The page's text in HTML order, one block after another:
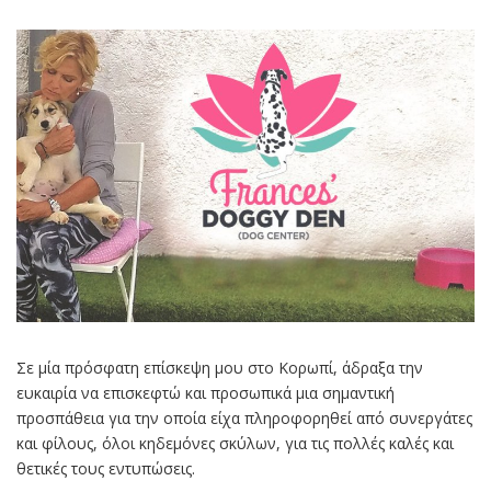
Σε μία πρόσφατη επίσκεψη μου στο Κορωπί, άδραξα την
ευκαιρία να επισκεφτώ και προσωπικά μια σημαντική
προσπάθεια για την οποία είχα πληροφορηθεί από συνεργάτες
και φίλους, όλοι κηδεμόνες σκύλων, για τις πολλές καλές και
θετικές τους εντυπώσεις.